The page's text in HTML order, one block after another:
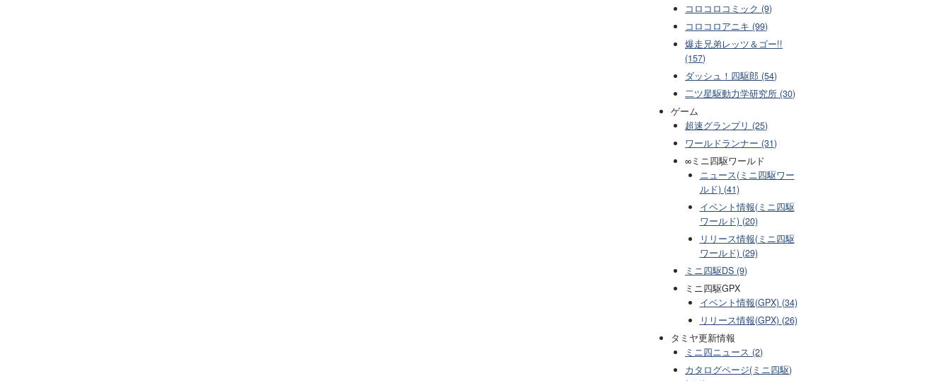
コロコロコミック (9)
コロコロアニキ (99)
爆走兄弟レッツ＆ゴー!!
(157)
ダッシュ！四駆郎 (54)
二ツ星駆動力学研究所 (30)
ゲーム
超速グランプリ (25)
ワールドランナー (31)
∞ミニ四駆ワールド
ニュース(ミニ四駆ワー
ルド) (41)
イベント情報(ミニ四駆
ワールド) (20)
リリース情報(ミニ四駆
ワールド) (29)
ミニ四駆DS (9)
ミニ四駆GPX
イベント情報(GPX) (34)
リリース情報(GPX) (26)
タミヤ更新情報
ミニ四ニュース (2)
カタログページ(ミニ四駆)